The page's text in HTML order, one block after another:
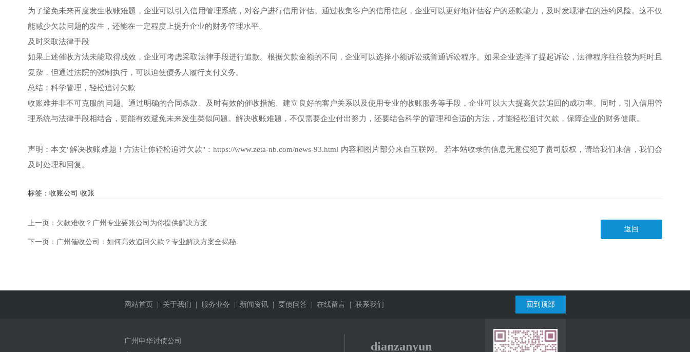
为了避免未来再度发生收账难题，企业可以引入信用管理系统，对客户进行信用评估。通过收集客户的信用信息，企业可以更好地评估客户的还款能力，及时发现潜在的违约风险。这不仅
能减少欠款问题的发生，还能在一定程度上提升企业的财务管理水平。
及时采取法律手段
如果上述催收方法未能取得成效，企业可考虑采取法律手段进行追款。根据欠款金额的不同，企业可以选择小额诉讼或普通诉讼程序。如果企业选择了提起诉讼，法律程序往往较为耗时且
复杂，但通过法院的强制执行，可以迫使债务人履行支付义务。
总结：科学管理，轻松追讨欠款
收账难并非不可克服的问题。通过明确的合同条款、及时有效的催收措施、建立良好的客户关系以及使用专业的收账服务等手段，企业可以大大提高欠款追回的成功率。同时，引入信用管
理系统与法律手段相结合，更能有效避免未来发生类似问题。解决收账难题，不仅需要企业付出努力，还要结合科学的管理和合适的方法，才能轻松追讨欠款，保障企业的财务健康。
声明：本文"解决收账难题！方法让你轻松追讨欠款"：https://www.zeta-nb.com/news-93.html 内容和图片部分来自互联网。 若本站收录的信息无意侵犯了贵司版权，请给我们来信，我们会
及时处理和回复。
标签： 收账公司 收账
上一页： 欠款难收？广州专业要账公司为你提供解决方案
下一页： 广州催收公司：如何高效追回欠款？专业解决方案全揭秘
返回
网站首页 | 关于我们 | 服务业务 | 新闻资讯| 要债问答| 在线留言| 联系我们 回到顶部
广州申华讨债公司
dianzanyun